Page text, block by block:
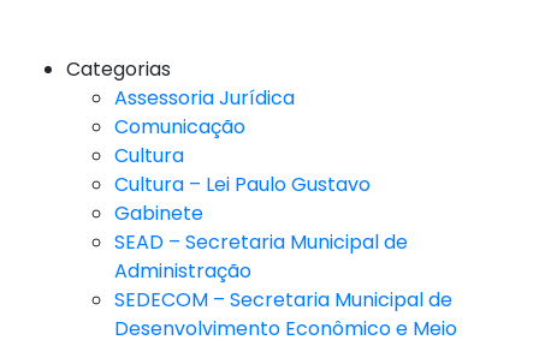
Categorias
Assessoria Jurídica
Comunicação
Cultura
Cultura – Lei Paulo Gustavo
Gabinete
SEAD – Secretaria Municipal de
Administração
SEDECOM – Secretaria Municipal de
Desenvolvimento Econômico e Meio